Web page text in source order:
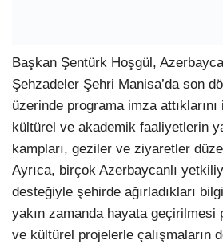
Başkan Şentürk Hoşgül,
Şehzadeler Şehri Manisa’da son
üzerinde programa imza
kültürel ve akademik faaliyetlerin
kampları, geziler ve ziyaretler
Ayrıca, birçok Azerbaycanlı
desteğiyle şehirde ağırladıkları
yakın zamanda hayata geçirilmesi
ve kültürel projelerle çalışmaların